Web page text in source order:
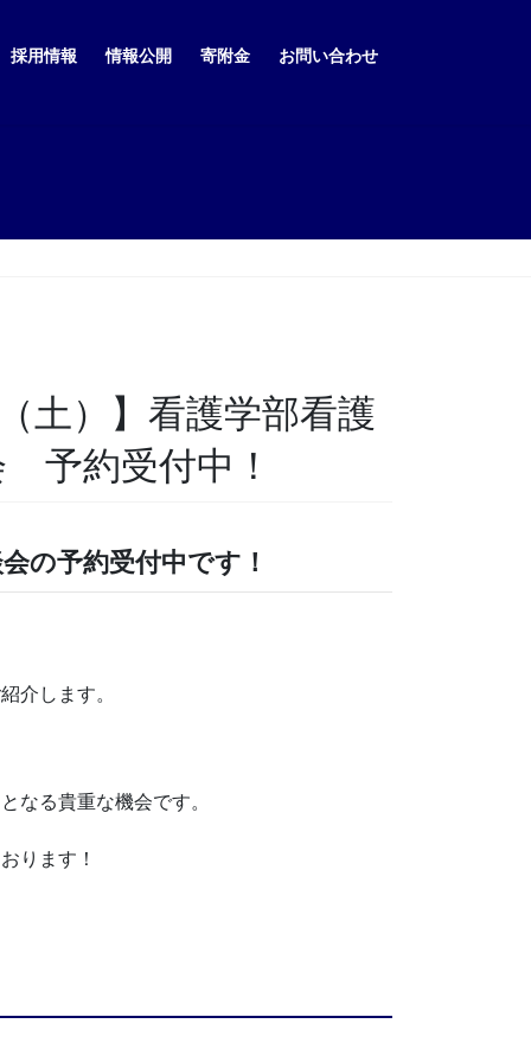
採用情報 情報公開 寄附金 お問い合わせ
土）】看護学部看護
予約受付中！
の予約受付中です！
介します。
なる貴重な機会です。
ります！